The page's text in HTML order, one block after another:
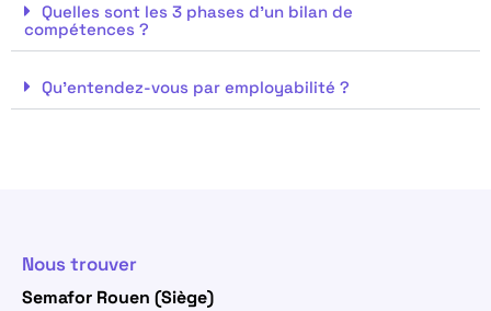
Quelles sont les 3 phases d'un bilan de
compétences ?
Qu'entendez-vous par employabilité ?
Nous trouver
Semafor Rouen (Siège)